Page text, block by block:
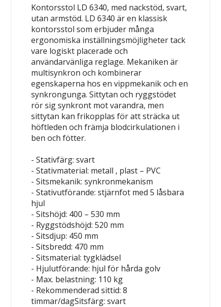
Kontorsstol LD 6340, med nackstöd, svart,
utan armstöd. LD 6340 är en klassisk
kontorsstol som erbjuder många
ergonomiska inställningsmöjligheter tack
vare logiskt placerade och
användarvänliga reglage. Mekaniken är
multisynkron och kombinerar
egenskaperna hos en vippmekanik och en
synkrongunga. Sittytan och ryggstödet
rör sig synkront mot varandra, men
sittytan kan frikopplas för att sträcka ut
höftleden och främja blodcirkulationen i
ben och fötter.
- Stativfärg: svart
- Stativmaterial: metall , plast – PVC
- Sitsmekanik: synkronmekanism
- Stativutförande: stjärnfot med 5 låsbara
hjul
- Sitshöjd: 400 – 530 mm
- Ryggstödshöjd: 520 mm
- Sitsdjup: 450 mm
- Sitsbredd: 470 mm
- Sitsmaterial: tygklädsel
- Hjulutförande: hjul för hårda golv
- Max. belastning: 110 kg
- Rekommenderad sittid: 8
timmar/dagSitsfärg: svart